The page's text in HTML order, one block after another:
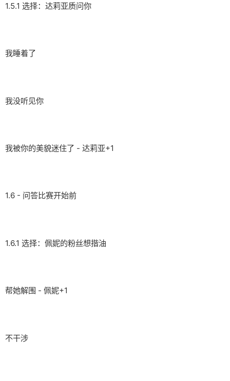
1.5.1 选择：达莉亚质问你
我睡着了
我没听见你
我被你的美貌迷住了 - 达莉亚+1
1.6 - 问答比赛开始前
1.6.1 选择：佩妮的粉丝想揩油
帮她解围 - 佩妮+1
不干涉